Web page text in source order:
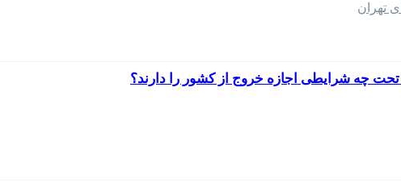
تهران
تحت چه شرایطی اجازه خروج از کشور را دارند؟